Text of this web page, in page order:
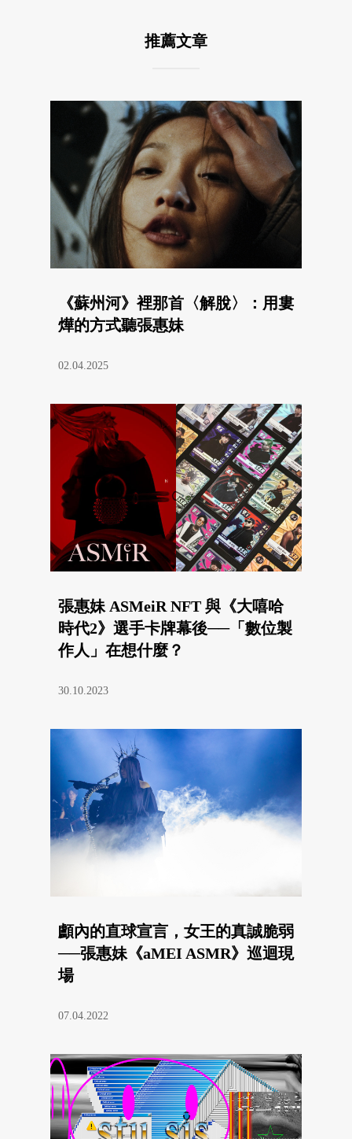
推薦文章
《蘇州河》裡那首〈解脫〉：用婁
燁的方式聽張惠妹
02.04.2025
張惠妹 ASMeiR NFT 與《大嘻哈
時代2》選手卡牌幕後──「數位製
作人」在想什麼？
30.10.2023
顱內的直球宣言，女王的真誠脆弱
──張惠妹《aMEI ASMR》巡迴現
場
07.04.2022